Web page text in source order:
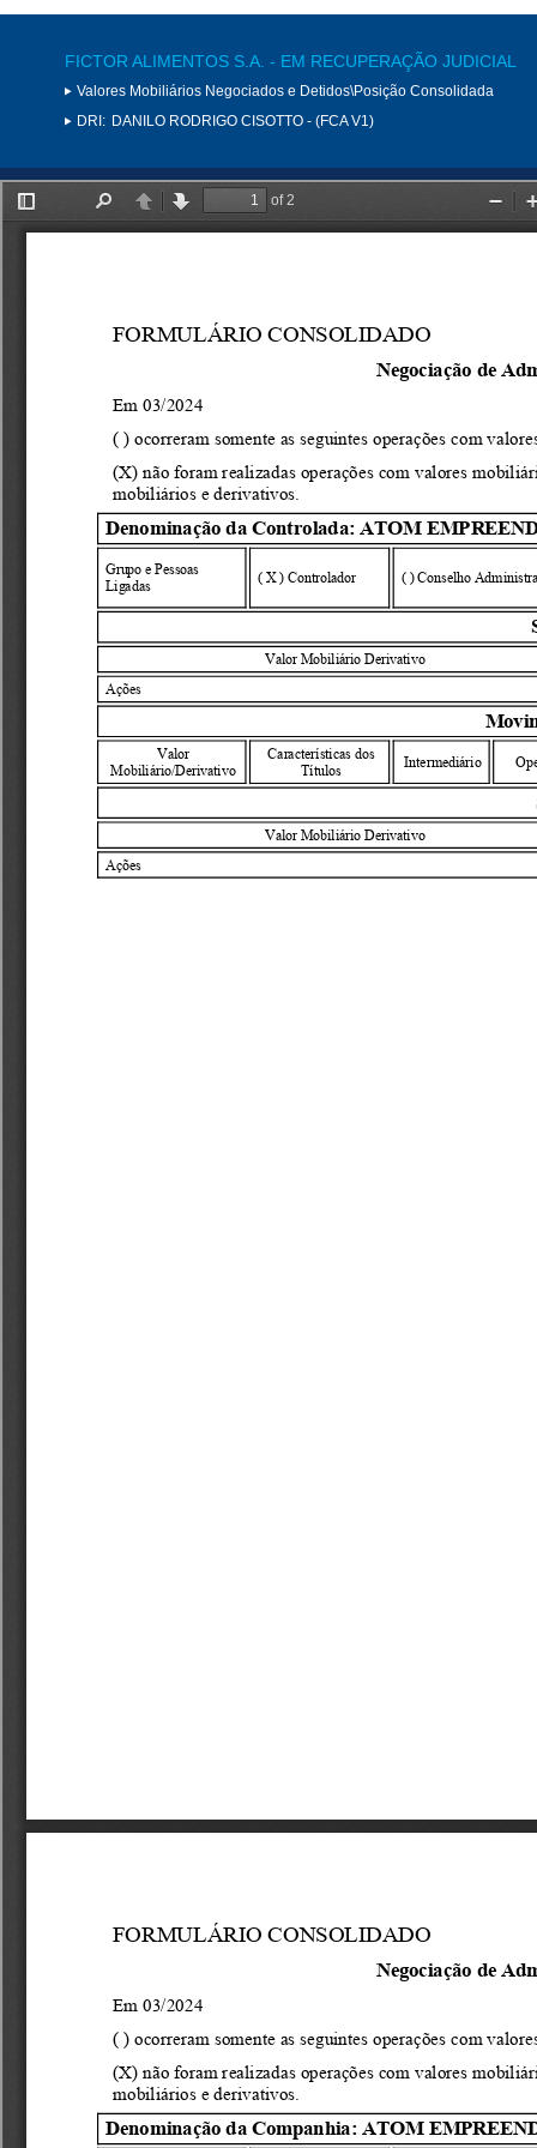
FICTOR ALIMENTOS S.A. - EM RECUPERAÇÃO JUDICIAL
Valores Mobiliários Negociados e Detidos\Posição Consolidada
DRI: DANILO RODRIGO CISOTTO - (FCA V1)